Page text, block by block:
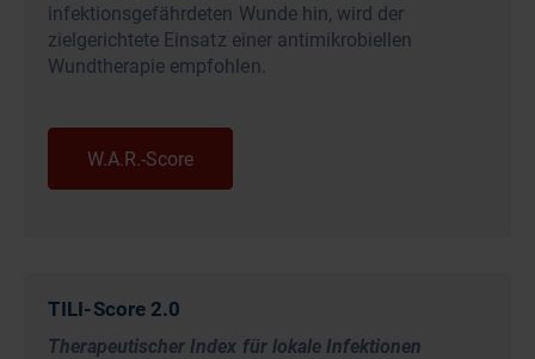
infektionsgefährdeten Wunde hin, wird der
zielgerichtete Einsatz einer antimikrobiellen
Wundtherapie empfohlen.
W.A.R.-Score
TILI-Score 2.0
Therapeutischer Index für lokale Infektionen